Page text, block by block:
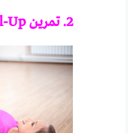
2. تمرين Bridge Roll-Up